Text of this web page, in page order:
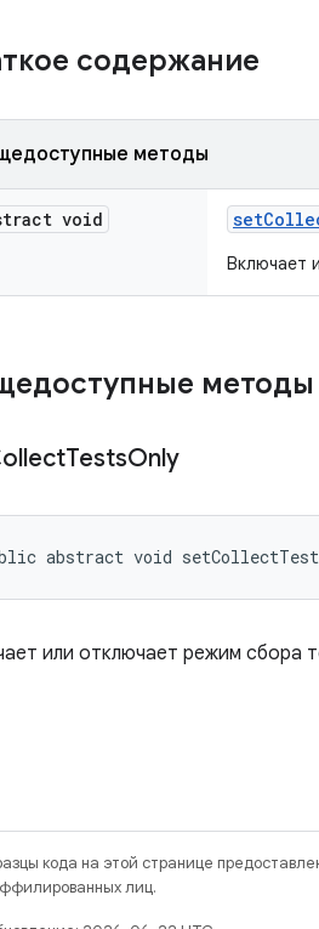
содержание
методы
void set
Включает
методы
TestsOnly
abstract void
или отключает режим сбора
кода на этой странице
лиц.